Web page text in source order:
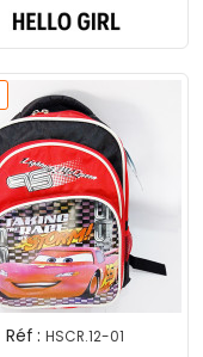
Réf : HSCR.12-01